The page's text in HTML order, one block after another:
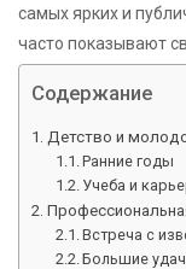
самых ярких и
часто показывают
Содержание
Детство и
Ранние годы
Учеба и
Встреча с
Большие